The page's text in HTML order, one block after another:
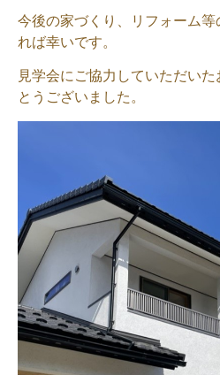
今後の家づくり、リフォーム
れば幸いです。
見学会にご協力していただい
とうございました。